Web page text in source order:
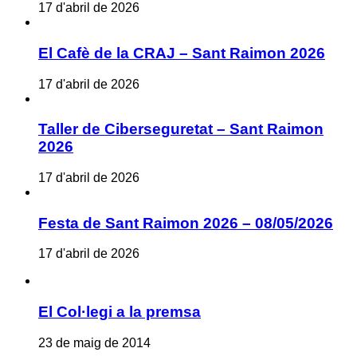
17 d'abril de 2026
El Cafè de la CRAJ – Sant Raimon 2026
17 d'abril de 2026
Taller de Ciberseguretat – Sant Raimon
2026
17 d'abril de 2026
Festa de Sant Raimon 2026 – 08/05/2026
17 d'abril de 2026
El Col·legi a la premsa
23 de maig de 2014